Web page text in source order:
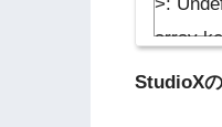
StudioX